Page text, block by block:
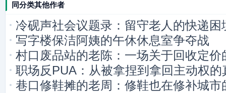
同分类其他作者
冷砚声社会议题录：留守老人的快递困
写字楼保洁阿姨的午休休息室争夺战
村口废品站的老陈：一场关于回收定价
职场反PUA：从被拿捏到拿回主动权的
巷口修鞋摊的老周：修鞋也在修补城市